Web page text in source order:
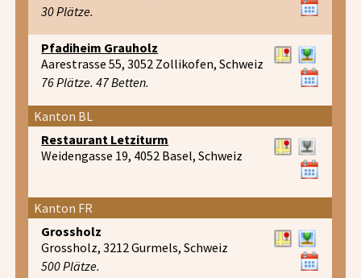
30 Plätze.
Pfadiheim Grauholz
Aarestrasse 55, 3052 Zollikofen, Schweiz
76 Plätze. 47 Betten.
Kanton BL
Restaurant Letziturm
Weidengasse 19, 4052 Basel, Schweiz
Kanton FR
Grossholz
Grossholz, 3212 Gurmels, Schweiz
500 Plätze.